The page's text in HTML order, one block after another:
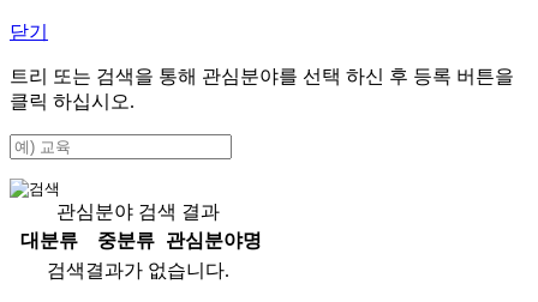
닫기
트리 또는 검색을 통해 관심분야를 선택 하신 후 등록 버튼을
클릭 하십시오.
관심분야 검색 결과
대분류
중분류
관심분야명
검색결과가 없습니다.